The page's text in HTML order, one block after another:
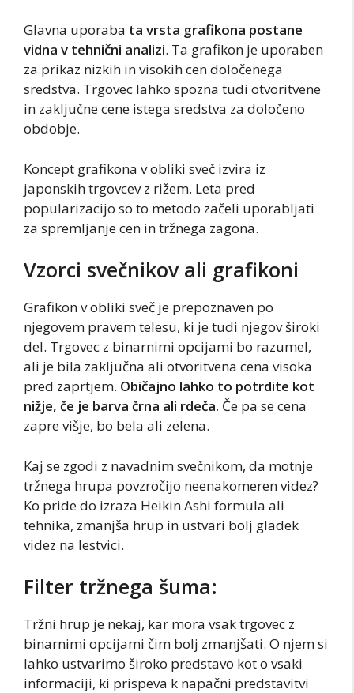
Glavna uporaba ta vrsta grafikona postane
vidna v tehnični analizi. Ta grafikon je uporaben
za prikaz nizkih in visokih cen določenega
sredstva. Trgovec lahko spozna tudi otvoritvene
in zaključne cene istega sredstva za določeno
obdobje.
Koncept grafikona v obliki sveč izvira iz
japonskih trgovcev z rižem. Leta pred
popularizacijo so to metodo začeli uporabljati
za spremljanje cen in tržnega zagona.
Vzorci svečnikov ali grafikoni
Grafikon v obliki sveč je prepoznaven po
njegovem pravem telesu, ki je tudi njegov široki
del. Trgovec z binarnimi opcijami bo razumel,
ali je bila zaključna ali otvoritvena cena visoka
pred zaprtjem. Običajno lahko to potrdite kot
nižje, če je barva črna ali rdeča. Če pa se cena
zapre višje, bo bela ali zelena.
Kaj se zgodi z navadnim svečnikom, da motnje
tržnega hrupa povzročijo neenakomeren videz?
Ko pride do izraza Heikin Ashi formula ali
tehnika, zmanjša hrup in ustvari bolj gladek
videz na lestvici.
Filter tržnega šuma:
Tržni hrup je nekaj, kar mora vsak trgovec z
binarnimi opcijami čim bolj zmanjšati. O njem si
lahko ustvarimo široko predstavo kot o vsaki
informaciji, ki prispeva k napačni predstavitvi